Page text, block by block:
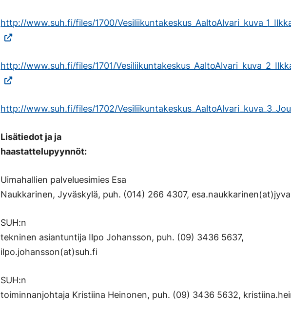
http://www.suh.fi/files/1700/
http://www.suh.fi/files/1701/
http://www.suh.fi/files/1702/
Lisätiedot ja ja
haastattelupyynnöt:
Uimahallien palveluesimies Esa
Naukkarinen, Jyväskylä, puh. (014) 266 4307,
SUH:n
tekninen asiantuntija Ilpo Johansson, puh. (09) 3436 5637,
ilpo.johansson(at)suh.fi
SUH:n
toiminnanjohtaja Kristiina Heinonen, puh. (09) 3436 5632,